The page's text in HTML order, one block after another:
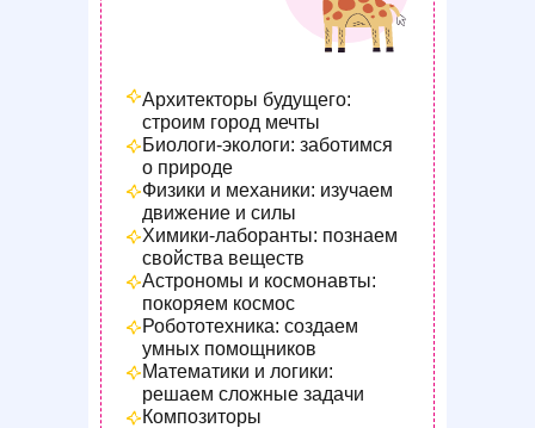
Архитекторы будущего:
строим город мечты
Биологи-экологи: заботимся
о природе
Физики и механики: изучаем
движение и силы
Химики-лаборанты: познаем
свойства веществ
Астрономы и космонавты:
покоряем космос
Робототехника: создаем
умных помощников
Математики и логики:
решаем сложные задачи
Композиторы